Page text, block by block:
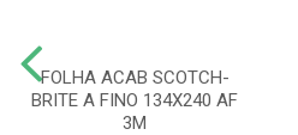
FOLHA ACAB SCOTCH-
BRITE A FINO 134X240 AF
3M